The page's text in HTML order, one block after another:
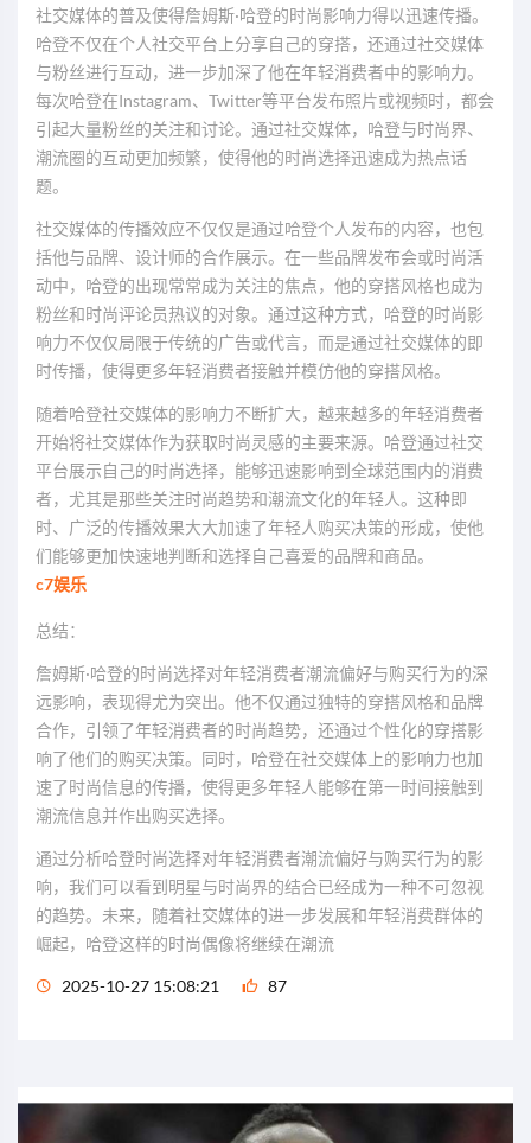
社交媒体的普及使得詹姆斯·哈登的时尚影响力得以迅速传播。
哈登不仅在个人社交平台上分享自己的穿搭，还通过社交媒体
与粉丝进行互动，进一步加深了他在年轻消费者中的影响力。
每次哈登在Instagram、Twitter等平台发布照片或视频时，都会
引起大量粉丝的关注和讨论。通过社交媒体，哈登与时尚界、
潮流圈的互动更加频繁，使得他的时尚选择迅速成为热点话
题。
社交媒体的传播效应不仅仅是通过哈登个人发布的内容，也包
括他与品牌、设计师的合作展示。在一些品牌发布会或时尚活
动中，哈登的出现常常成为关注的焦点，他的穿搭风格也成为
粉丝和时尚评论员热议的对象。通过这种方式，哈登的时尚影
响力不仅仅局限于传统的广告或代言，而是通过社交媒体的即
时传播，使得更多年轻消费者接触并模仿他的穿搭风格。
随着哈登社交媒体的影响力不断扩大，越来越多的年轻消费者
开始将社交媒体作为获取时尚灵感的主要来源。哈登通过社交
平台展示自己的时尚选择，能够迅速影响到全球范围内的消费
者，尤其是那些关注时尚趋势和潮流文化的年轻人。这种即
时、广泛的传播效果大大加速了年轻人购买决策的形成，使他
们能够更加快速地判断和选择自己喜爱的品牌和商品。
c7娱乐
总结：
詹姆斯·哈登的时尚选择对年轻消费者潮流偏好与购买行为的深
远影响，表现得尤为突出。他不仅通过独特的穿搭风格和品牌
合作，引领了年轻消费者的时尚趋势，还通过个性化的穿搭影
响了他们的购买决策。同时，哈登在社交媒体上的影响力也加
速了时尚信息的传播，使得更多年轻人能够在第一时间接触到
潮流信息并作出购买选择。
通过分析哈登时尚选择对年轻消费者潮流偏好与购买行为的影
响，我们可以看到明星与时尚界的结合已经成为一种不可忽视
的趋势。未来，随着社交媒体的进一步发展和年轻消费群体的
崛起，哈登这样的时尚偶像将继续在潮流
2025-10-27 15:08:21 87